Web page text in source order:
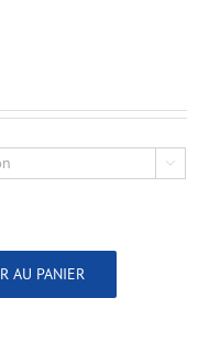

AU PANIER